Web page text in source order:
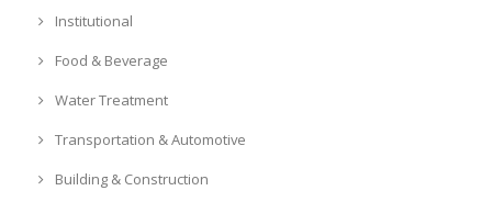
Institutional
Food & Beverage
Water Treatment
Transportation & Automotive
Building & Construction